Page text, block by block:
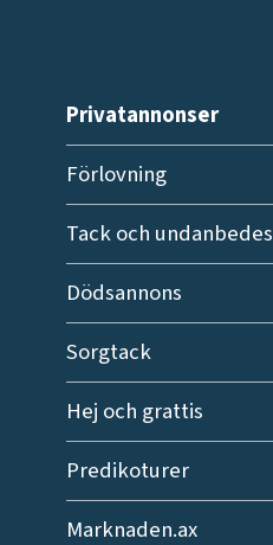
Privatannonser
Förlovning
Tack och undanbedes
Dödsannons
Sorgtack
Hej och grattis
Predikoturer
Marknaden.ax